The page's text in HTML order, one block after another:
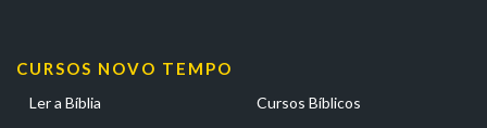
CURSOS NOVO TEMPO
Ler a Bíblia Cursos Bíblicos